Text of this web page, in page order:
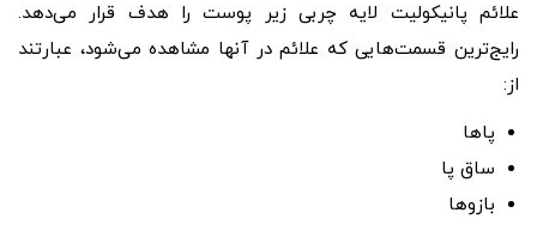
علائم پانیکولیت لایه چربی زیر پوست را هدف قرار می‌دهد.
رایج‌ترین قسمت‌هایی که علائم در آنها مشاهده می‌شود، عبارتند
از:
پاها
ساق پا
بازوها